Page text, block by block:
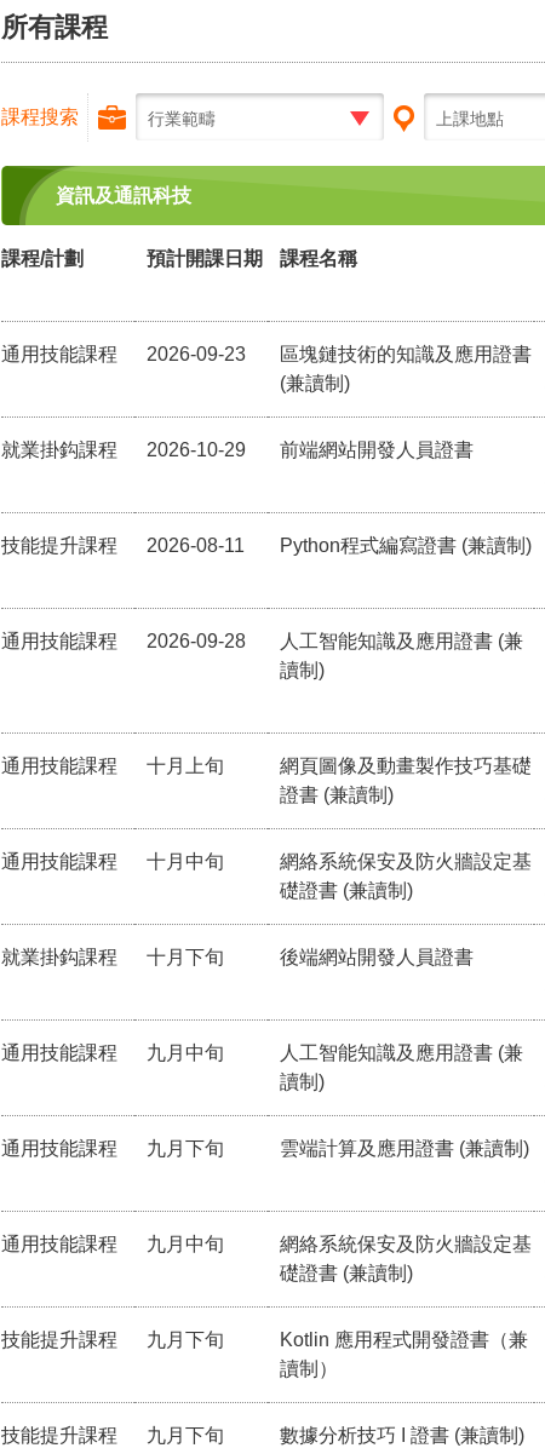
所有課程
課程搜索 行業範疇 上課地點
資訊及通訊科技
課程/計劃 預計開課日期 課程名稱
通用技能課程 2026-09-23
區塊鏈技術的知識及應用證書
(兼讀制)
就業掛鈎課程 2026-10-29 前端網站開發人員證書
技能提升課程 2026-08-11 Python程式編寫證書 (兼讀制)
通用技能課程 2026-09-28
人工智能知識及應用證書 (兼
讀制)
通用技能課程 十月上旬
網頁圖像及動畫製作技巧基礎
證書 (兼讀制)
通用技能課程 十月中旬
網絡系統保安及防火牆設定基
礎證書 (兼讀制)
就業掛鈎課程 十月下旬 後端網站開發人員證書
通用技能課程 九月中旬
人工智能知識及應用證書 (兼
讀制)
通用技能課程 九月下旬 雲端計算及應用證書 (兼讀制)
通用技能課程 九月中旬
網絡系統保安及防火牆設定基
礎證書 (兼讀制)
技能提升課程 九月下旬
Kotlin 應用程式開發證書（兼
讀制）
技能提升課程 九月下旬 數據分析技巧 I 證書 (兼讀制)